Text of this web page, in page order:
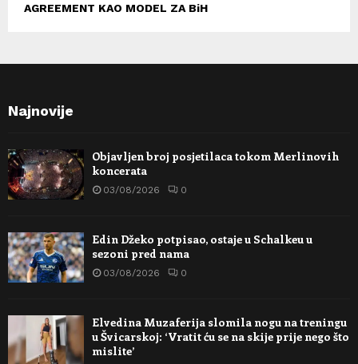
AGREEMENT KAO MODEL ZA BiH
Najnovije
Objavljen broj posjetilaca tokom Merlinovih
koncerata
03/08/2026 0
Edin Džeko potpisao, ostaje u Schalkeu u
sezoni pred nama
03/08/2026 0
Elvedina Muzaferija slomila nogu na treningu
u Švicarskoj: ‘Vratit ću se na skije prije nego što
mislite’